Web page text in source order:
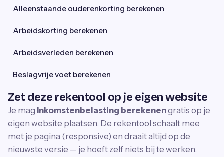
Alleenstaande ouderenkorting berekenen
Arbeidskorting berekenen
Arbeidsverleden berekenen
Beslagvrije voet berekenen
Zet deze rekentool op je eigen website
Je mag Inkomstenbelasting berekenengratis op je
eigen website plaatsen. De rekentool schaalt mee
met je pagina (responsive) en draait altijd op de
nieuwste versie — je hoeft zelf niets bij te werken.